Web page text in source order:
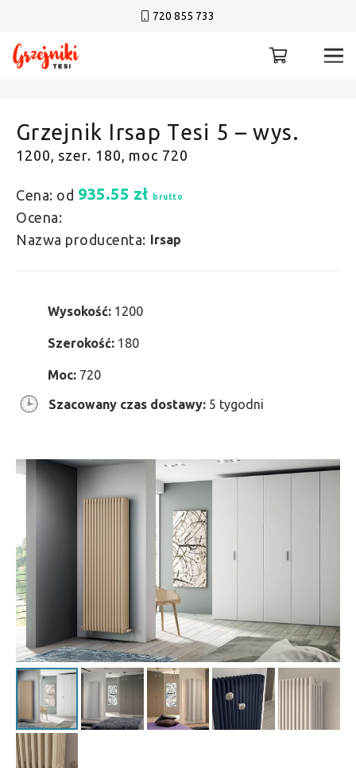
720 855 733
Grzejnik Irsap Tesi 5 – wys.
1200, szer. 180, moc 720
Cena: od 935.55 zł brutto
Ocena:
Nazwa producenta: Irsap
Wysokość: 1200
Szerokość: 180
Moc: 720
Szacowany czas dostawy: 5 tygodni